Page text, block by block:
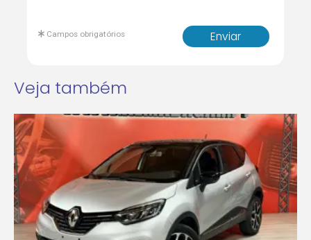
Enviar
Campos obrigatórios
Veja também